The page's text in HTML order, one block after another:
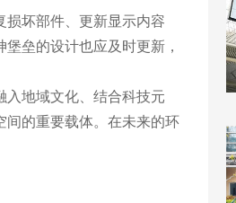
损坏部件、更新显示内容
垒的设计也应及时更新，
入地域文化、结合科技元
间的重要载体。在未来的环